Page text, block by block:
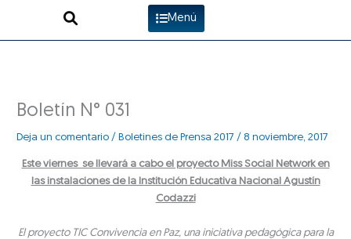
Menú
Boletín N° 031
Deja un comentario / Boletines de Prensa 2017 / 8 noviembre, 2017
Este viernes se llevará a cabo el proyecto Miss Social Network en
las instalaciones de la Institución Educativa Nacional Agustín
Codazzi
El proyecto TIC Convivencia en Paz, una iniciativa pedagógica para la